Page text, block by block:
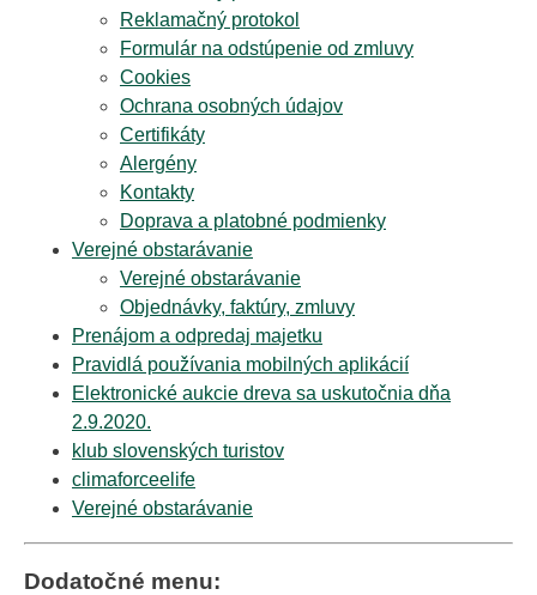
Reklamačný protokol
Formulár na odstúpenie od zmluvy
Cookies
Ochrana osobných údajov
Certifikáty
Alergény
Kontakty
Doprava a platobné podmienky
Verejné obstarávanie
Verejné obstarávanie
Objednávky, faktúry, zmluvy
Prenájom a odpredaj majetku
Pravidlá používania mobilných aplikácií
Elektronické aukcie dreva sa uskutočnia dňa
2.9.2020.
klub slovenských turistov
climaforceelife
Verejné obstarávanie
Dodatočné menu: